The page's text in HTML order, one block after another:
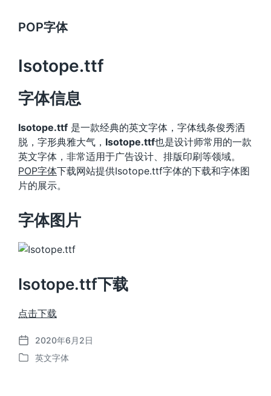
POP字体
Isotope.ttf
字体信息
Isotope.ttf 是一款经典的英文字体，字体线条俊秀洒
脱，字形典雅大气， Isotope.ttf也是设计师常用的一款
英文字体，非常适用于广告设计、排版印刷等领域。
POP字体下载网站提供Isotope.ttf字体的下载和字体图
片的展示。
字体图片
Isotope.ttf下载
点击下载
发
布
2020年6月2日
发
英文字体